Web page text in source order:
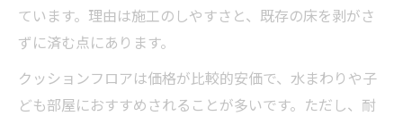
ています。理由は施工のしやすさと、既存の床を剥がさ
ずに済む点にあります。
クッションフロアは価格が比較的安価で、水まわりや子
ども部屋におすすめされることが多いです。ただし、耐